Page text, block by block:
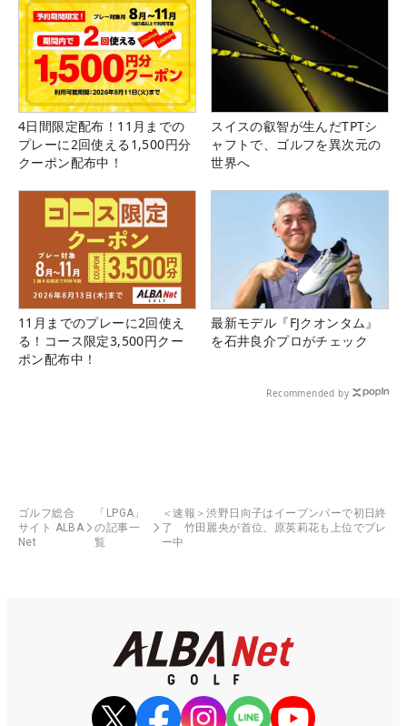
4日間限定配布！11月までの
プレーに2回使える1,500円分
クーポン配布中！
スイスの叡智が生んだTPTシ
ャフトで、ゴルフを異次元の
世界へ
11月までのプレーに2回使え
る！コース限定3,500円クー
ポン配布中！
最新モデル『FJクオンタム』
を石井良介プロがチェック
Recommended by
ゴルフ総合
サイト ALBA
Net
「LPGA」
の記事一
覧
＜速報＞渋野日向子はイーブンパーで初日終
了 竹田麗央が首位、原英莉花も上位でプレ
ー中